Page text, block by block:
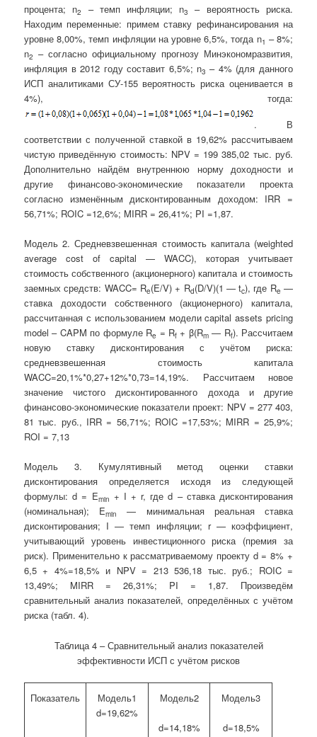
процента; n2 – темп инфляции; n3
– вероятность риска.
Находим переменные: примем ставку рефинансирования на
уровне 8,00%, темп инфляции на уровне 6,5%, тогда n1 – 8%;
n2 – согласно официальному прогнозу Минэкономразвития,
инфляция в 2012 году составит 6,5%; n3 – 4% (для данного
ИСП аналитиками СУ-155 вероятность риска оценивается в
4%), тогда:
. В
соответствии с полученной ставкой в 19,62% рассчитываем
чистую приведённую стоимость: NPV = 199 385,02 тыс. руб.
Дополнительно найдём внутреннюю норму доходности и
другие финансово-экономические показатели проекта
согласно изменённым дисконтированным доходом: IRR =
56,71%; ROIC =12,6%; MIRR = 26,41%; PI =1,87.
Модель 2. Средневзвешенная стоимость капитала (weighted
average cost of capital — WACC), которая учитывает
стоимость собственного (акционерного) капитала и стоимость
заемных средств: WACC= Re(E/V) + Rd(D/V)(1 — tc), где Re —
ставка доходости собственного (акционерного) капитала,
рассчитанная с использованием модели capital assets pricing
model – CAPM по формуле Re = Rf+ β(Rm— Rf). Рассчитаем
новую ставку дисконтирования с учётом риска:
средневзвешенная стоимость капитала
WACC=20,1%*0,27+12%*0,73=14,19%. Рассчитаем новое
значение чистого дисконтированного дохода и другие
финансово-экономические показатели проект: NPV = 277 403,
81 тыс. руб., IRR = 56,71%; ROIC =17,53%; MIRR = 25,9%;
ROI = 7,13
Модель 3. Кумулятивный метод оценки ставки
дисконтирования определяется исходя из следующей
формулы: d = Emin + I + r, где d – ставка дисконтирования
(номинальная); Emin
— минимальная реальная ставка
дисконтирования; I — темп инфляции; r — коэффициент,
учитывающий уровень инвестиционного риска (премия за
риск). Применительно к рассматриваемому проекту d = 8% +
6,5 + 4%=18,5% и NPV = 213 536,18 тыс. руб.; ROIC =
13,49%; MIRR = 26,31%; PI = 1,87. Произведём
сравнительный анализ показателей, определённых с учётом
риска (табл. 4).
Таблица 4 – Сравнительный анализ показателей
эффективности ИСП с учётом рисков
Показатель
Модель1
d=19,62%
Модель2
d=14,18%
Модель3
d=18,5%